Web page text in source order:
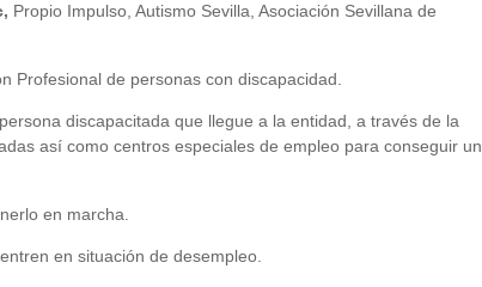
Propio Impulso, Autismo Sevilla, Asociación Sevillana de
Profesional de personas con discapacidad.
discapacitada que llegue a la entidad, a través de la
así como centros especiales de empleo para conseguir un
en marcha.
en situación de desempleo.